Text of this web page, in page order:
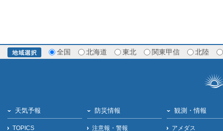
全国 北海道 東北 関東甲信 北陸
天気予報
TOPICS
防災情報
注意報・警報
観測・情報
アメダス